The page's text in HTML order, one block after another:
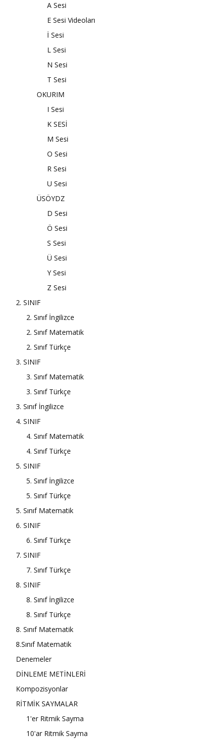
A Sesi
E Sesi Videoları
İ Sesi
L Sesi
N Sesi
T Sesi
OKURIM
I Sesi
K SESİ
M Sesi
O Sesi
R Sesi
U Sesi
ÜSÖYDZ
D Sesi
Ö Sesi
S Sesi
Ü Sesi
Y Sesi
Z Sesi
2. SINIF
2. Sınıf İngilizce
2. Sınıf Matematik
2. Sınıf Türkçe
3. SINIF
3. Sınıf Matematik
3. Sınıf Türkçe
3. Sınıf İngilizce
4. SINIF
4. Sınıf Matematik
4. Sınıf Türkçe
5. SINIF
5. Sınıf İngilizce
5. Sınıf Türkçe
5. Sınıf Matematik
6. SINIF
6. Sınıf Türkçe
7. SINIF
7. Sınıf Türkçe
8. SINIF
8. Sınıf İngilizce
8. Sınıf Türkçe
8. Sınıf Matematik
8.Sınıf Matematik
Denemeler
DİNLEME METİNLERİ
Kompozisyonlar
RİTMİK SAYMALAR
1'er Ritmik Sayma
10'ar Ritmik Sayma